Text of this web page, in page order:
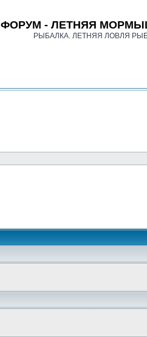
ФОРУМ - ЛЕТНЯЯ
РЫБАЛКА. ЛЕТНЯЯ ЛОВЛЯ